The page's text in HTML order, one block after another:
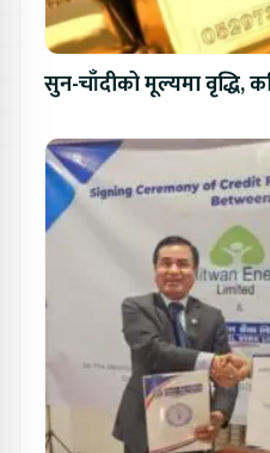
सुन-चाँदीको मूल्यमा वृद्धि,